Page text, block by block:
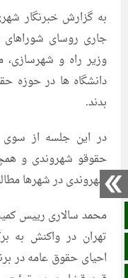
صفحه نخست
آپارات
به گزارش خبرنگار
جاری روسای شوراهای
وزیر راه و شهرسازی،
دانشگاه ها در حوزه
بدند.
در این جلسه از
حقوقو شهروندی و
شهروندی در شهرها
محمد سالاری رییس
تهران در واکنش به
احیای حقوق عامه در